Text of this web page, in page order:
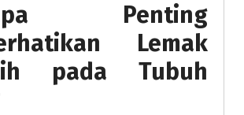
Penting
Lemak
pada Tubuh